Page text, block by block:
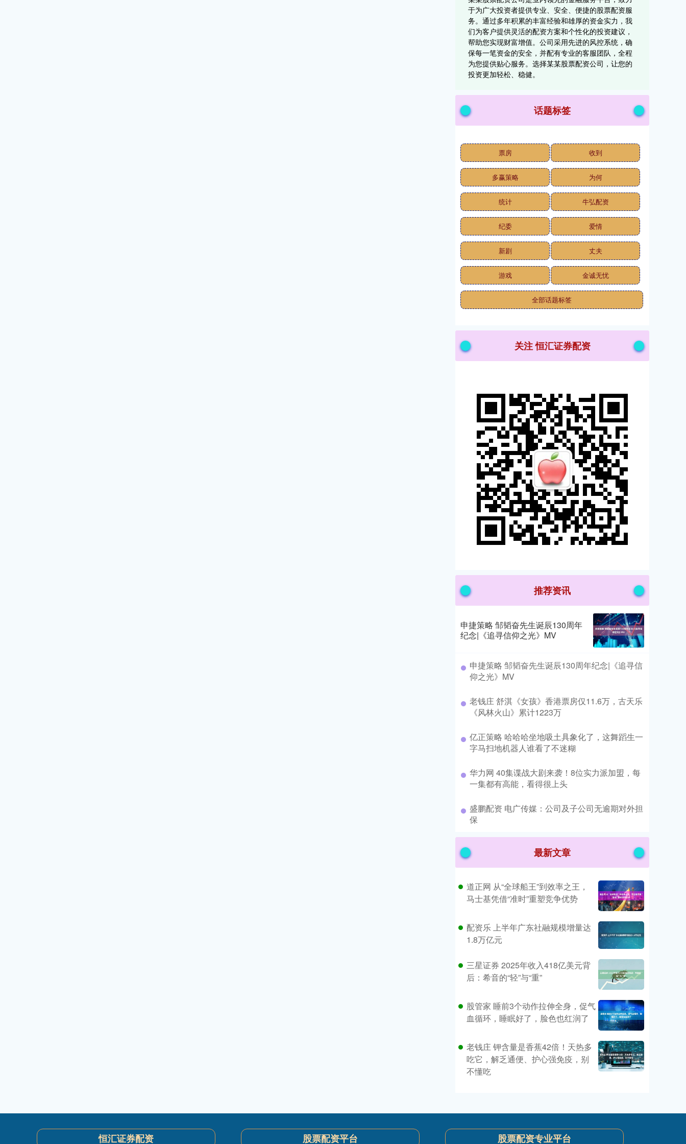
于为广大投资者提供专业、安全、便捷的股票配资服
务。通过多年积累的丰富经验和雄厚的资金实力，我
们为客户提供灵活的配资方案和个性化的投资建议，
帮助您实现财富增值。公司采用先进的风控系统，确
保每一笔资金的安全，并配有专业的客服团队，全程
为您提供贴心服务。选择某某股票配资公司，让您的
投资更加轻松、稳健。
话题标签
票房 收到
多赢策略 为何
统计 牛弘配资
纪委 爱情
新剧 丈夫
游戏 金诚无忧
全部话题标签
关注 恒汇证券配资
推荐资讯
申捷策略 邹韬奋先生诞辰130周年
纪念|《追寻信仰之光》MV
​申捷策略 邹韬奋先生诞辰130周年纪念|《追寻信
仰之光》MV
​老钱庄 舒淇《女孩》香港票房仅11.6万，古天乐
《风林火山》累计1223万
​亿正策略 哈哈哈坐地吸土具象化了，这舞蹈生一
字马扫地机器人谁看了不迷糊
​华力网 40集谍战大剧来袭！8位实力派加盟，每
一集都有高能，看得很上头
​盛鹏配资 电广传媒：公司及子公司无逾期对外担
保
最新文章
道正网 从“全球船王”到效率之王，
马士基凭借“准时”重塑竞争优势
配资乐 上半年广东社融规模增量达
1.8万亿元
三星证券 2025年收入418亿美元背
后：希音的“轻”与“重”
股管家 睡前3个动作拉伸全身，促气
血循环，睡眠好了，脸色也红润了
老钱庄 钾含量是香蕉42倍！天热多
吃它，解乏通便、护心强免疫，别
不懂吃
恒汇证券配资 股票配资平台 股票配资专业平台